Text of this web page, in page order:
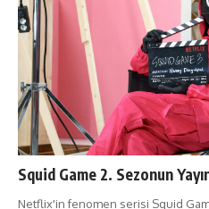
Squid Game 2. Sezonun
Netflix'in fenomen serisi Squid